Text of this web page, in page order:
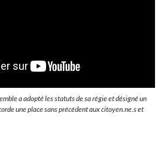
a adopté les statuts de sa régie et désigné un
une place sans précédent aux citoyen.ne.s et